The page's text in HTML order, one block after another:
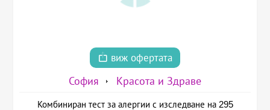
виж офертата
София Красота и Здраве
Комбиниран тест за алергии с изследване на 295